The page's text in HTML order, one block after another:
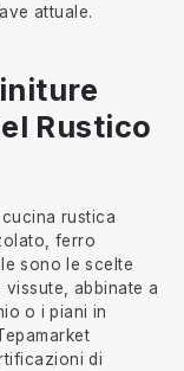
attuale.
Rustico
rustica
ferro
sono le scelte
abbinate a
o i piani in
di